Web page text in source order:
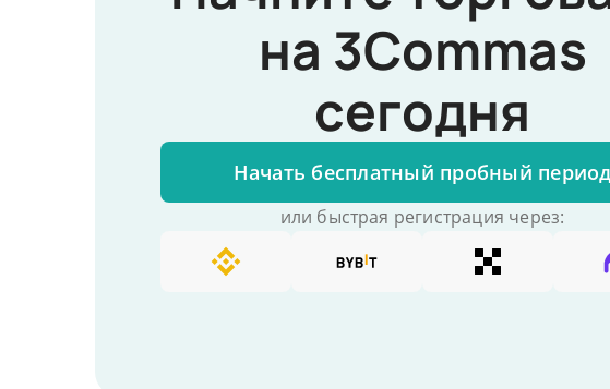
на 3Commas
сегодня
Начать бесплатный пробный период
или быстрая регистрация через: